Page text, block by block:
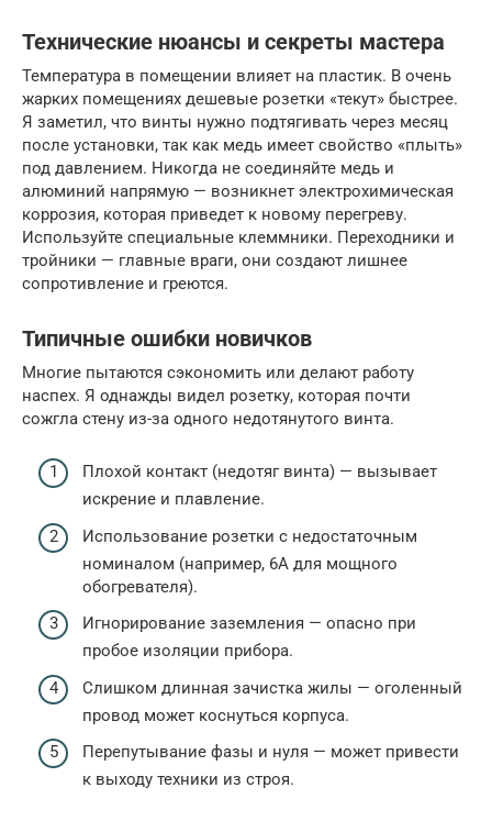
Технические нюансы и секреты мастера
Температура в помещении влияет на пластик. В очень
жарких помещениях дешевые розетки «текут» быстрее.
Я заметил, что винты нужно подтягивать через месяц
после установки, так как медь имеет свойство «плыть»
под давлением. Никогда не соединяйте медь и
алюминий напрямую — возникнет электрохимическая
коррозия, которая приведет к новому перегреву.
Используйте специальные клеммники. Переходники и
тройники — главные враги, они создают лишнее
сопротивление и греются.
Типичные ошибки новичков
Многие пытаются сэкономить или делают работу
наспех. Я однажды видел розетку, которая почти
сожгла стену из-за одного недотянутого винта.
Плохой контакт (недотяг винта) — вызывает
искрение и плавление.
Использование розетки с недостаточным
номиналом (например, 6А для мощного
обогревателя).
Игнорирование заземления — опасно при
пробое изоляции прибора.
Слишком длинная зачистка жилы — оголенный
провод может коснуться корпуса.
Перепутывание фазы и нуля — может привести
к выходу техники из строя.